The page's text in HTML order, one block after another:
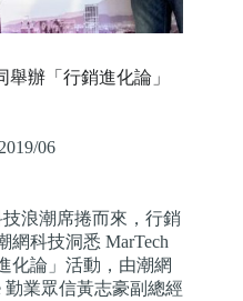
辦「行銷進化論」
06
浪潮席捲而來，行銷
網科技洞悉 MarTech
化論」活動，由潮網
勤業眾信黃志豪副總經